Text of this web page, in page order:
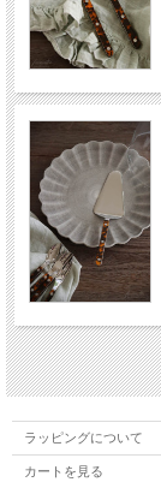
ラッピングについて
カートを見る